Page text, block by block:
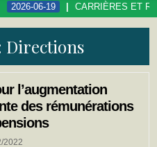
CARRIÈRES ET RÉMUNÉRATIONS
Directions
l’augmentation
des rémunérations
2022